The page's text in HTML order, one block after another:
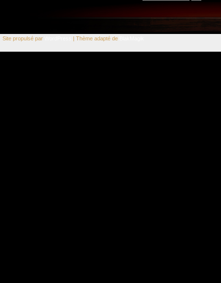
Site propulsé par | Thème adapté de